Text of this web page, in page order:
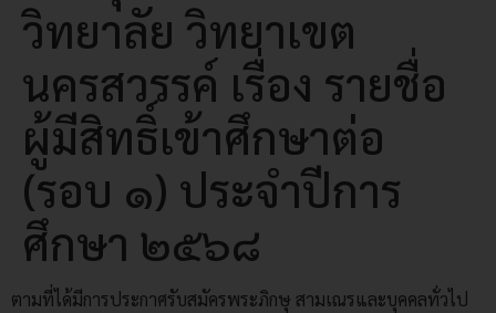
วิทยาลัย วิทยาเขต
นครสวรรค์ เรื่อง รายชื่อ
ผู้มีสิทธิ์เข้าศึกษาต่อ
(รอบ ๑) ประจำปีการ
ศึกษา ๒๕๖๘
ตามที่ได้มีการประกาศรับสมัครพระภิกษุ สามเณรและบุคคลทั่วไป